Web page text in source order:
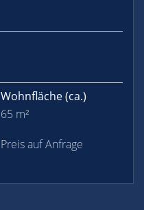
Wohnfläche(ca.)
65 m²
Preis auf Anfrage